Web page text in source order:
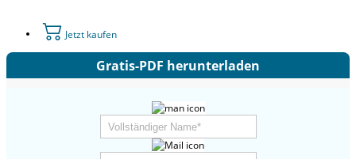
Jetzt kaufen
Gratis-PDF herunterladen